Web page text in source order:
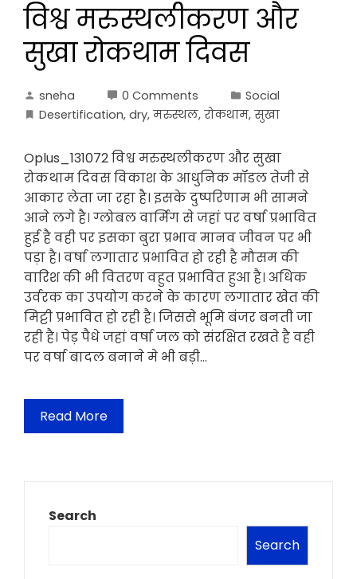
विश्व मरुस्थलीकरण और
सुखा रोकथाम दिवस
sneha 0 Comments
Social
Desertification, dry, मरुस्थल, रोकथाम, सुखा
Oplus_131072 विश्व मरुस्थलीकरण और सुखा
रोकथाम दिवस विकाश के आधुनिक मॉडल तेजी से
आकार लेता जा रहा है। इसके दुष्परिणाम भी सामने
आने लगे है। ग्लोबल वार्मिग से जहां पर वर्षा प्रभावित
हुई है वही पर इसका बुरा प्रभाव मानव जीवन पर भी
पड़ा है। वर्षा लगातार प्रभावित हो रही है मौसम की
वारिश की भी वितरण वहुत प्रभावित हुआ है। अधिक
उर्वरक का उपयोग करने के कारण लगातार खेत की
मिट्टी प्रभावित हो रही है। जिससे भूमि बंजर बनती जा
रही है। पेड़ पैधे जहां वर्षा जल को संरक्षित रखते है वही
पर वर्षा बादल बनाने मे भी बड़ी…
Read More
Search
Search